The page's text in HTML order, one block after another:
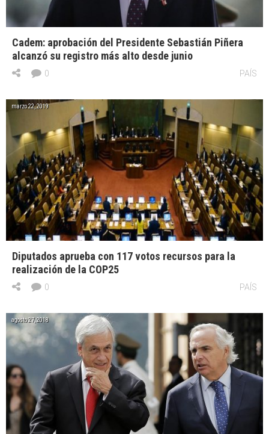
Cadem: aprobación del Presidente Sebastián Piñera
alcanzó su registro más alto desde junio
PAÍS
0
marzo 22, 2019
Diputados aprueba con 117 votos recursos para la
realización de la COP25
PAÍS
0
agosto 27, 2018